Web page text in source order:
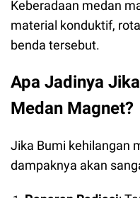
Keberadaan medan
material konduktif,
benda tersebut.
Apa Jadinya
Medan Magnet?
Jika Bumi kehilangan
dampaknya akan